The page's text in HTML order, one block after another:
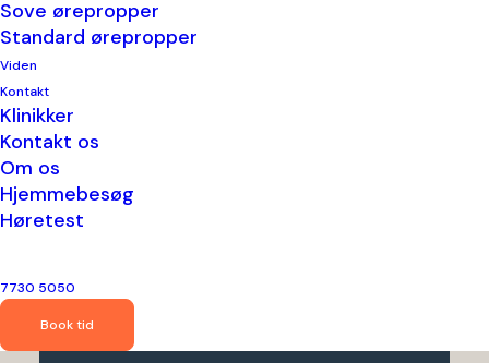
Sove ørepropper
Standard ørepropper
Viden
Kontakt
Klinikker
Kontakt os
Om os
Hjemmebesøg
Høretest
7730 5050
Book tid
Se vores udvalg af ørepropper til
enhver lejlighed